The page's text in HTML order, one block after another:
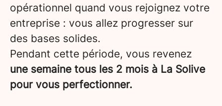
opérationnel quand vous rejoignez votre
entreprise : vous allez progresser sur
des bases solides.
Pendant cette période, vous revenez
une semaine tous les 2 mois à La Solive
pour vous perfectionner.